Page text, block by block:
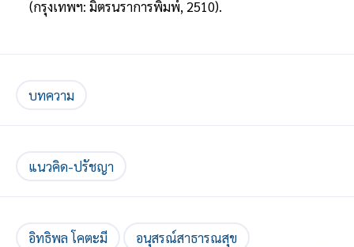
(กรุงเทพฯ: มิตรนราการพิมพ์, 2510).
บทความ
แนวคิด-ปรัชญา
อิทธิพล โคตะมี
อนุสรณ์สาธารณสุข